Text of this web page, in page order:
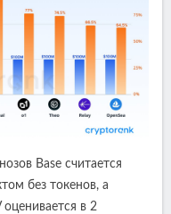
Base считается
без токенов, а
в 2